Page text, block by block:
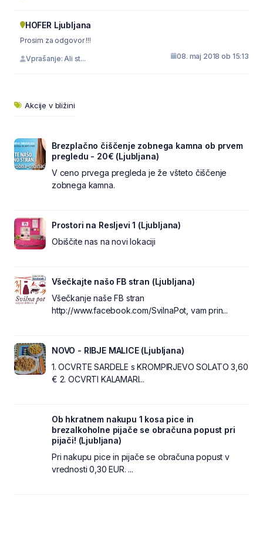
HOFER Ljubljana
Prosim za odgovor !!!
Vprašanje: Ali st... 08. maj 2018 ob 15:13
Akcije v bližini
Brezplačno čiščenje zobnega kamna ob prvem
pregledu - 20€ (Ljubljana)
V ceno prvega pregleda je že všteto čiščenje
zobnega kamna.
Prostori na Resljevi 1 (Ljubljana)
Obiščite nas na novi lokaciji
Všečkajte našo FB stran (Ljubljana)
Všečkanje naše FB stran
http://www.facebook.com/SvilnaPot, vam prin...
NOVO - RIBJE MALICE (Ljubljana)
1. OCVRTE SARDELE s KROMPIRJEVO SOLATO 3,60
€ 2. OCVRTI KALAMARI...
Ob hkratnem nakupu 1 kosa pice in
brezalkoholne pijače se obračuna popust pri
pijači! (Ljubljana)
Pri nakupu pice in pijače se obračuna popust v
vrednosti 0,30 EUR. ...